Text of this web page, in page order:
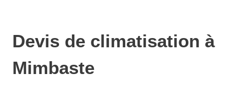
Devis de climatisation à
Mimbaste